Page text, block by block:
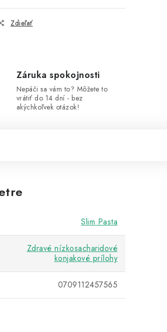
Zdieľať
Záruka spokojnosti
Nepáči sa vám to? Môžete to
vrátiť do 14 dní - bez
akýchkoľvek otázok!
Slim Pasta
Zdravé nízkosacharidové
konjakové prílohy
0709112457565